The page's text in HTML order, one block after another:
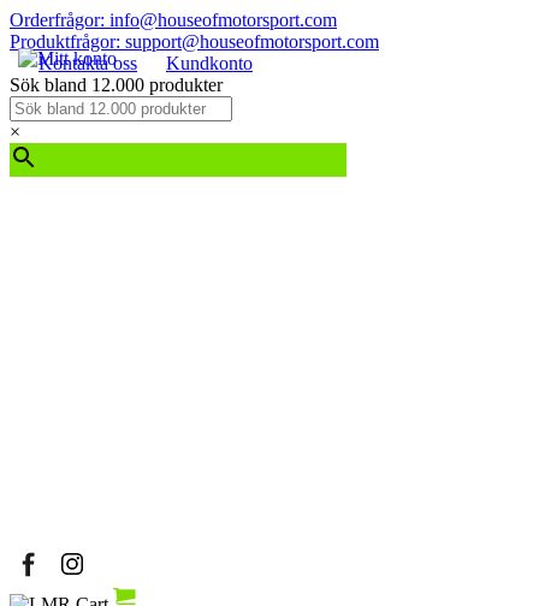
Orderfrågor: info@houseofmotorsport.com
Produktfrågor: support@houseofmotorsport.com
Kontakta oss
Kundkonto
Sök bland 12.000 produkter
×